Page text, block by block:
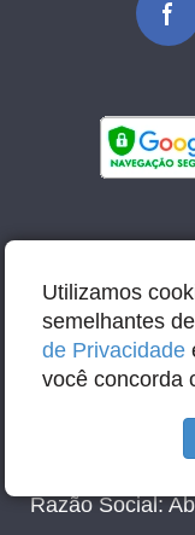
E-mail:
Razão Social:
Utilizamos
semelhantes
de Privacidade
você concorda